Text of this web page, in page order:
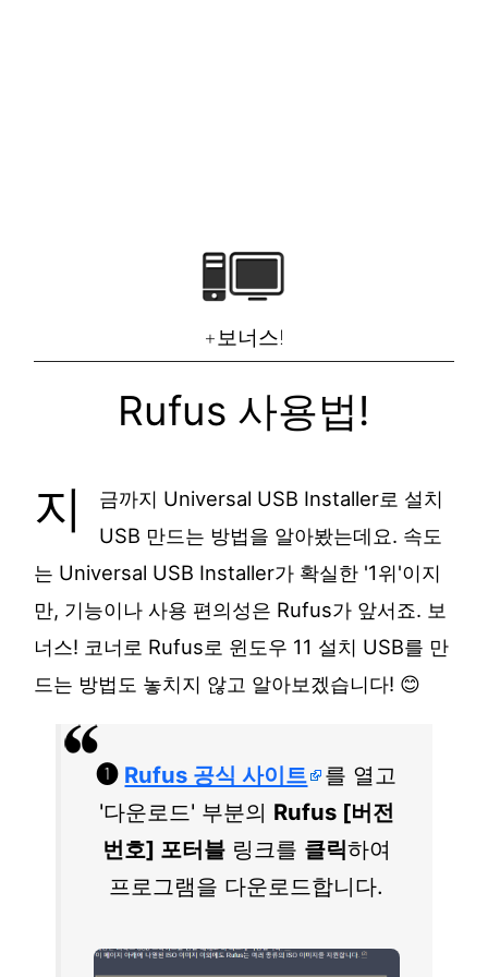
+보너스!
Rufus 사용법!
지
금까지 Universal USB Installer로 설치
USB 만드는 방법을 알아봤는데요. 속도
는 Universal USB Installer가 확실한 '1위'이지
만, 기능이나 사용 편의성은 Rufus가 앞서죠. 보
너스! 코너로 Rufus로 윈도우 11 설치 USB를 만
드는 방법도 놓치지 않고 알아보겠습니다! 😊
❶ Rufus 공식 사이트
를 열고
'다운로드' 부분의 Rufus [버전
번호] 포터블링크를 클릭하여
프로그램을 다운로드합니다.